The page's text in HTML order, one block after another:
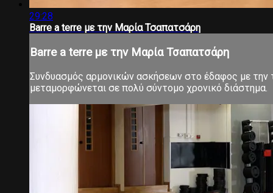
29:28
Barre a terre με την Μαρία Τσαπατσάρη
Barre a terre με την Μαρία Τσαπατσάρη
Συνδυασμός αρμονικών ασκήσεων στο έδαφος με την
μεταμορφώνεται σε πολύ σύντομο χρονικό διάστημα.